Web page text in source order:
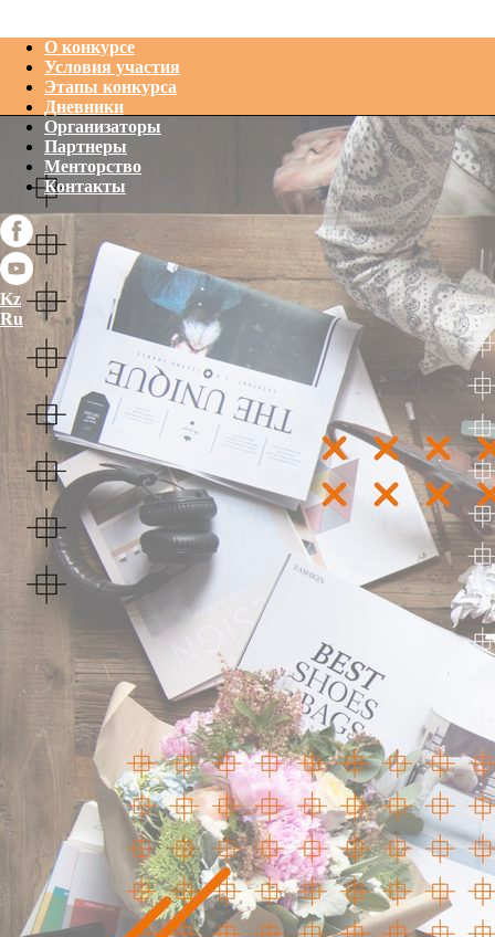
О конкурсе
Условия участия
Этапы конкурса
Дневники
Организаторы
Партнеры
Менторство
Контакты
Kz
Ru